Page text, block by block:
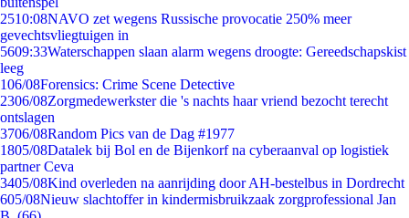
2510:08NAVO zet wegens Russische provocatie 250% meer
gevechtsvliegtuigen in
5609:33Waterschappen slaan alarm wegens droogte: Gereedschapskist
leeg
106/08Forensics: Crime Scene Detective
2306/08Zorgmedewerkster die 's nachts haar vriend bezocht terecht
ontslagen
3706/08Random Pics van de Dag #1977
1805/08Datalek bij Bol en de Bijenkorf na cyberaanval op logistiek
partner Ceva
3405/08Kind overleden na aanrijding door AH-bestelbus in Dordrecht
605/08Nieuw slachtoffer in kindermisbruikzaak zorgprofessional Jan